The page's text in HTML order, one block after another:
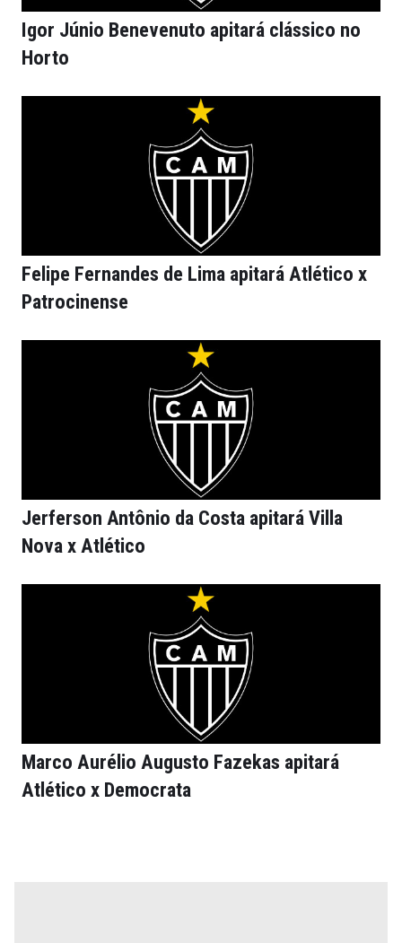
Igor Júnio Benevenuto apitará clássico no
Horto
Felipe Fernandes de Lima apitará Atlético x
Patrocinense
Jerferson Antônio da Costa apitará Villa
Nova x Atlético
Marco Aurélio Augusto Fazekas apitará
Atlético x Democrata